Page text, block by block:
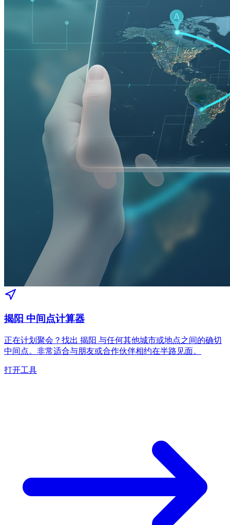
揭阳 中间点计算器
正在计划聚会？找出 揭阳 与任何其他城市或地点之间的确切
中间点。非常适合与朋友或合作伙伴相约在半路见面。
打开工具